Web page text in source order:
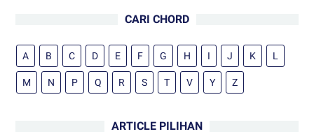
CARI CHORD
A B C D E F G H I J K L
M N P Q R S T V Y Z
ARTICLE PILIHAN